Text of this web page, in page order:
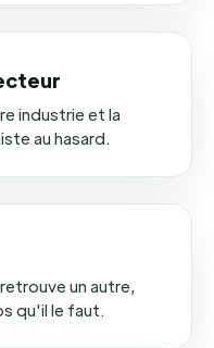
industrie et la
au hasard.
un autre,
qu'il le faut.